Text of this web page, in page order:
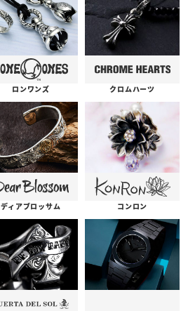
ロンワンズ クロムハーツ
ディアブロッサム コンロン